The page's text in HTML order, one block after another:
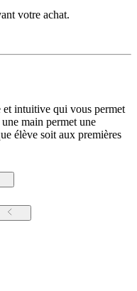
votre achat.
intuitive qui vous permet
main permet une
élève soit aux premières